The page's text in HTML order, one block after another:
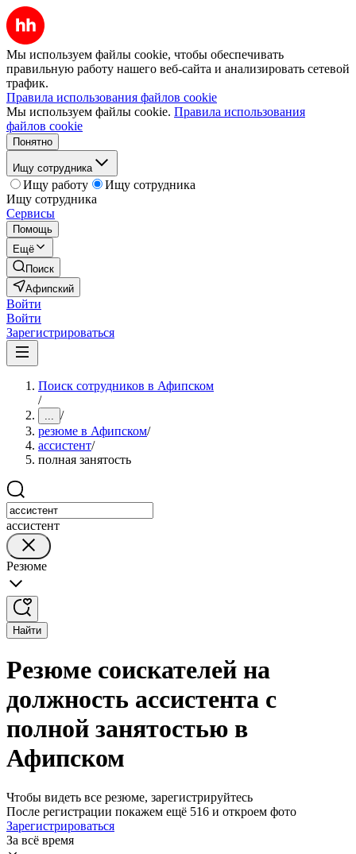
Мы используем файлы cookie, чтобы обеспечивать
правильную работу нашего веб-сайта и анализировать сетевой
трафик.
Правила использования файлов cookie
Мы используем файлы cookie. Правила использования
файлов cookie
Понятно
Ищу сотрудника
Ищу работу
Ищу сотрудника
Ищу сотрудника
Сервисы
Помощь
Ещё
Поиск
Афипский
Войти
Войти
Зарегистрироваться
Поиск сотрудников в Афипском
/
... /
резюме в Афипском/
ассистент/
полная занятость
ассистент
Резюме
Найти
Резюме соискателей на
должность ассистента с
полной занятостью в
Афипском
Чтобы видеть все резюме, зарегистрируйтесь
После регистрации покажем ещё 516 и откроем фото
Зарегистрироваться
За всё время